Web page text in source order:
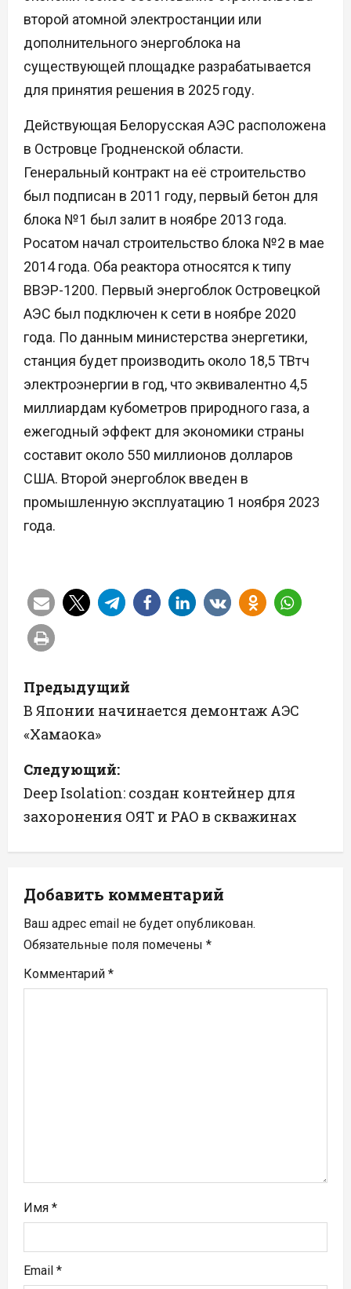
второй атомной электростанции или
дополнительного энергоблока на
существующей площадке разрабатывается
для принятия решения в 2025 году.
Действующая Белорусская АЭС расположена
в Островце Гродненской области.
Генеральный контракт на её строительство
был подписан в 2011 году, первый бетон для
блока №1 был залит в ноябре 2013 года.
Росатом начал строительство блока №2 в мае
2014 года. Оба реактора относятся к типу
ВВЭР-1200. Первый энергоблок Островецкой
АЭС был подключен к сети в ноябре 2020
года. По данным министерства энергетики,
станция будет производить около 18,5 ТВтч
электроэнергии в год, что эквивалентно 4,5
миллиардам кубометров природного газа, а
ежегодный эффект для экономики страны
составит около 550 миллионов долларов
США. Второй энергоблок введен в
промышленную эксплуатацию 1 ноября 2023
года.
Н
а
в
и
г
а
и
я
п
я
Предыдущий
В Японии начинается демонтаж АЭС
«Хамаока»
Следующий:
Deep Isolation: создан контейнер для
захоронения ОЯТ и РАО в скважинах
Добавить комментарий
Ваш адрес email не будет опубликован.
Обязательные поля помечены *
Комментарий *
Имя *
Email *